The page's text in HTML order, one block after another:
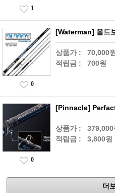
1
[Waterman] 올드
상품가 : 70,000
적립금 : 700원
0
[Pinnacle]
상품가 : 379,000
적립금 : 3,800원
0
더